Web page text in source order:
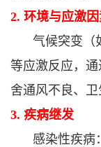
2. 环境与应激
气候突变（
等应激反应，通
舍通风不良、卫
3. 疾病继发
感染性疾病